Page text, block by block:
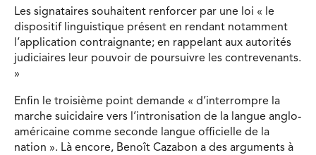
Les signataires souhaitent renforcer par une loi « le
dispositif linguistique présent en rendant notamment
l’application contraignante; en rappelant aux autorités
judiciaires leur pouvoir de poursuivre les contrevenants.
»
Enfin le troisième point demande « d’interrompre la
marche suicidaire vers l’intronisation de la langue anglo-
américaine comme seconde langue officielle de la
nation ». Là encore, Benoît Cazabon a des arguments à